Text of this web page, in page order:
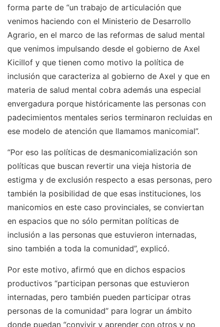
forma parte de “un trabajo de articulación que
venimos haciendo con el Ministerio de Desarrollo
Agrario, en el marco de las reformas de salud mental
que venimos impulsando desde el gobierno de Axel
Kicillof y que tienen como motivo la política de
inclusión que caracteriza al gobierno de Axel y que en
materia de salud mental cobra además una especial
envergadura porque históricamente las personas con
padecimientos mentales serios terminaron recluidas en
ese modelo de atención que llamamos manicomial”.
“Por eso las políticas de desmanicomialización son
políticas que buscan revertir una vieja historia de
estigma y de exclusión respecto a esas personas, pero
también la posibilidad de que esas instituciones, los
manicomios en este caso provinciales, se conviertan
en espacios que no sólo permitan políticas de
inclusión a las personas que estuvieron internadas,
sino también a toda la comunidad”, explicó.
Por este motivo, afirmó que en dichos espacios
productivos “participan personas que estuvieron
internadas, pero también pueden participar otras
personas de la comunidad” para lograr un ámbito
donde puedan “convivir y aprender con otros y no